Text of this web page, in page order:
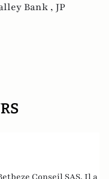
Bank , JP